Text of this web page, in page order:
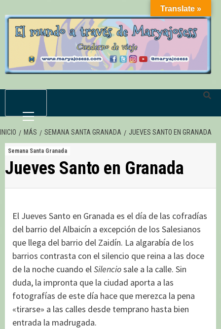
al
contenido
primario
INICIO MÁS SEMANA SANTA GRANADA JUEVES SANTO EN GRANADA
Semana Santa Granada
Jueves Santo en Granada
El Jueves Santo en Granada es el día de las cofradías
del barrio del Albaicín a excepción de los Salesianos
que llega del barrio del Zaidín. La algarabía de los
barrios contrasta con el silencio que reina a las doce
de la noche cuando elSilenciosale a la calle. Sin
duda, la impronta que la ciudad aporta a las
fotografías de este día hace que merezca la pena
«tirarse» a las calles desde temprano hasta bien
entrada la madrugada.
Translate »